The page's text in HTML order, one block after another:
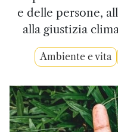
e delle persone,
alla giustizia
Ambiente e vita